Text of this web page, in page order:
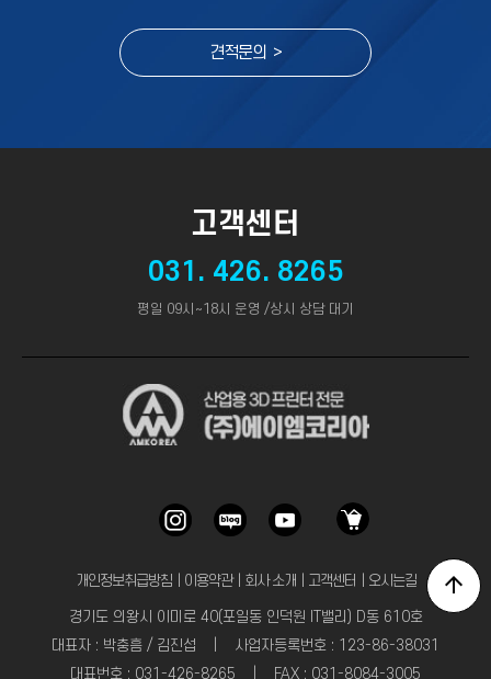
견적문의 >
고객센터
031. 426. 8265
평일 09시~18시 운영 /상시 상담 대기
개인정보취급방침｜ 이용약관｜ 회사 소개 고객센터 오시는길
경기도 의왕시 이미로 40(포일동 인덕원 IT밸리) D동 610호
대표자 : 박충흠 / 김진섭 | 사업자등록번호 : 123-86-38031
대표번호 : 031-426-8265 | FAX : 031-8084-3005